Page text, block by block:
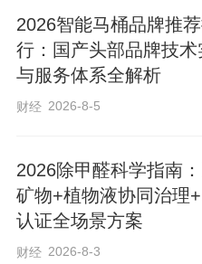
功能疗效明显的中
人员在定点医疗机
项目发生的普通门
比例为70%，退休
同时，对临床必需
便、价格合理且临
2026智能马桶品牌推
行：国产头部品牌技术
与服务体系全解析
财经 2026-8-5
2026除甲醛科学指南
矿物+植物液协同治理
认证全场景方案
财经 2026-8-3